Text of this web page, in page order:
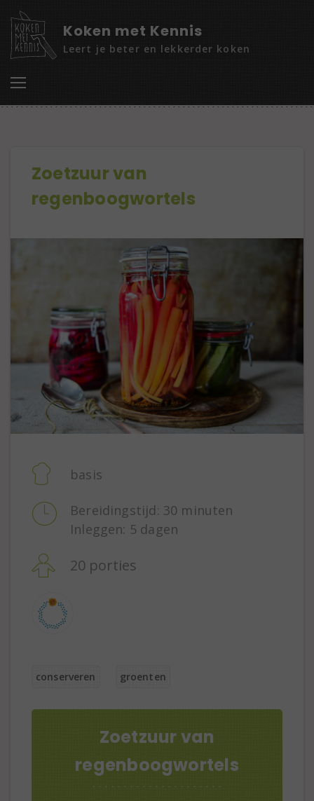
Koken met Kennis
Leert je beter en lekkerder koken
Zoetzuur van
regenboogwortels
basis
Bereidingstijd: 30 minuten
Inleggen: 5 dagen
20 porties
conserveren groenten
Zoetzuur van
regenboogwortels